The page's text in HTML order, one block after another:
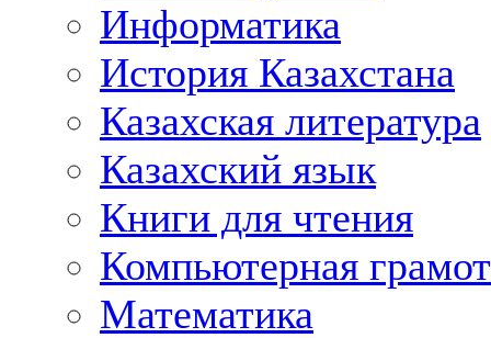
Информатика
История Казахстана
Казахская литература
Казахский язык
Книги для чтения
Компьютерная
Математика